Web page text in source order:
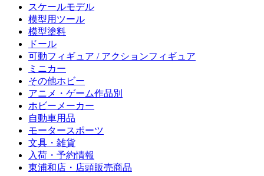
スケールモデル
模型用ツール
模型塗料
ドール
可動フィギュア / アクションフィギュア
ミニカー
その他ホビー
アニメ・ゲーム作品別
ホビーメーカー
自動車用品
モータースポーツ
文具・雑貨
入荷・予約情報
東浦和店・店頭販売商品